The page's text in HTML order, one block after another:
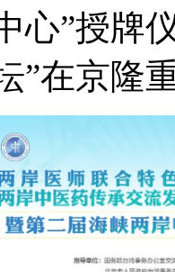
心”授牌
”在京隆